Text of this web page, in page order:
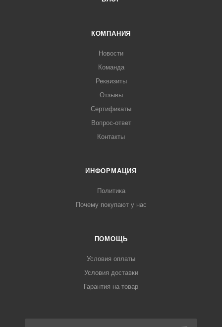
КОМПАНИЯ
Новости
Команда
Реквизиты
Отзывы
Сертификаты
Вопрос-ответ
Контакты
ИНФОРМАЦИЯ
Политика
Почему покупают у нас
ПОМОЩЬ
Условия оплаты
Условия доставки
Гарантия на товар